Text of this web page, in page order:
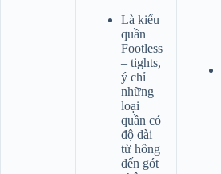
Là kiểu
quần
Footless
– tights,
ý chỉ
những
loại
quần có
độ dài
từ hông
đến gót